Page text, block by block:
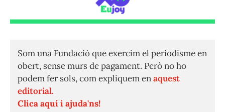
Som una Fundació que exercim el periodisme en
obert, sense murs de pagament. Però no ho
podem fer sols, com expliquem enaquest
editorial.
Clica aquí i ajuda'ns!